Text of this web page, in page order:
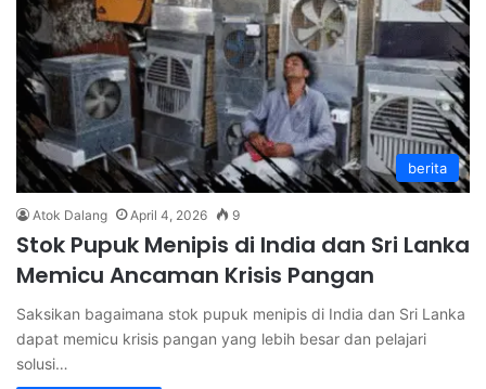
berita
Atok Dalang April 4, 2026 9
Stok Pupuk Menipis di India dan Sri Lanka
Memicu Ancaman Krisis Pangan
Saksikan bagaimana stok pupuk menipis di India dan Sri Lanka
dapat memicu krisis pangan yang lebih besar dan pelajari
solusi…